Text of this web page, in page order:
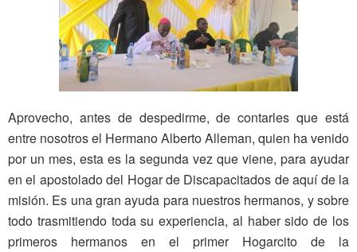
Aprovecho, antes de despedirme, de contarles que está
entre nosotros el Hermano Alberto Alleman, quien ha venido
por un mes, esta es la segunda vez que viene, para ayudar
en el apostolado del Hogar de Discapacitados de aquí de la
misión. Es una gran ayuda para nuestros hermanos, y sobre
todo trasmitiendo toda su experiencia, al haber sido de los
primeros hermanos en el primer Hogarcito de la